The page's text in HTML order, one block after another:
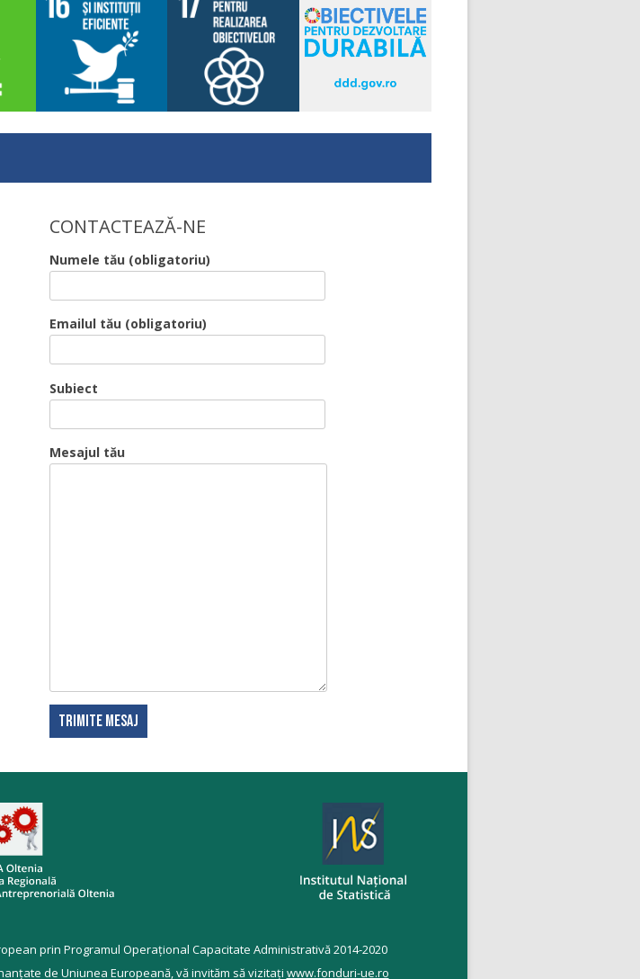
CONTACTEAZĂ-NE
Numele tău (obligatoriu)
Emailul tău (obligatoriu)
Subiect
Mesajul tău
prin Programul Operațional Capacitate Administrativă 2014-2020
de Uniunea Europeană, vă invităm să vizitați www.fonduri-ue.ro